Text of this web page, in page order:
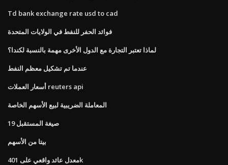
Td bank exchange rate usd to cad
فوائد الحفر للنفط في الولايات المتحدة
لماذا تعتبر التجارة مع الدول الأخرى مهمة بالنسبة لكندا؟
عندما تم تشكيل معظم النفط
أسعار العملات reuters api
المعاملة الضريبية لبيع الأسهم الخاصة
صيغة المستقبل 19
بيتا من الأسهم
معدل عائد واقعي على 401k